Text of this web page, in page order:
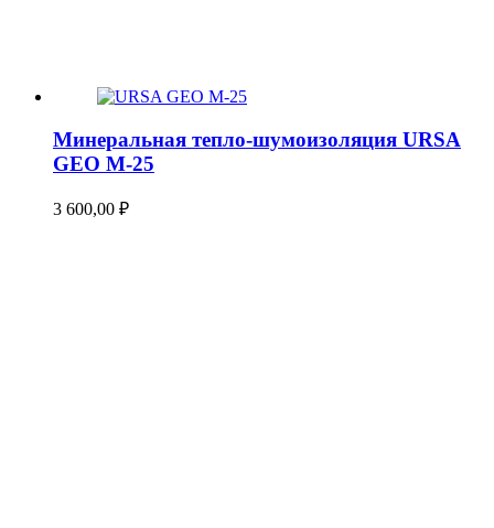
Минеральная тепло-шумоизоляция URSA
GEO М-25
3 600,00 ₽